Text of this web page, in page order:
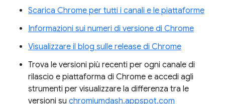
Scarica Chrome per tutti i canali e le piattaforme
Informazioni sui numeri di versione di Chrome
Visualizzare il blog sulle release di Chrome
Trova le versioni più recenti per ogni canale di
rilascio e piattaforma di Chrome e accedi agli
strumenti per visualizzare la differenza tra le
versioni su chromiumdash.appspot.com